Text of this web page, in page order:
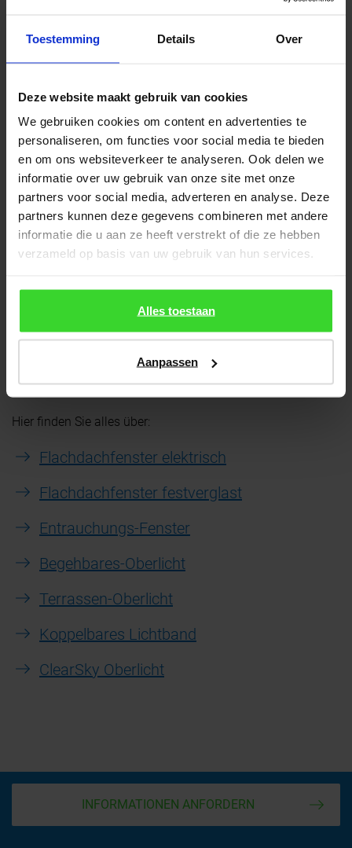
Toestemming Details Over
Deze website maakt gebruik van cookies
We gebruiken cookies om content en advertenties te
personaliseren, om functies voor social media te bieden
en om ons websiteverkeer te analyseren. Ook delen we
informatie over uw gebruik van onze site met onze
partners voor social media, adverteren en analyse. Deze
partners kunnen deze gegevens combineren met andere
informatie die u aan ze heeft verstrekt of die ze hebben
verzameld op basis van uw gebruik van hun services.
Alles toestaan
Aanpassen
Hier finden Sie alles über:
Flachdachfenster elektrisch
Flachdachfenster festverglast
Entrauchungs-Fenster
Begehbares-Oberlicht
Terrassen-Oberlicht
Koppelbares Lichtband
ClearSky Oberlicht
INFORMATIONEN ANFORDERN